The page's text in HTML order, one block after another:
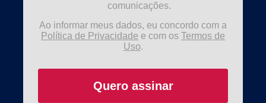
comunicações.
Ao informar meus dados, eu concordo com a
Política de Privacidade e com os Termos de
Uso.
Quero assinar